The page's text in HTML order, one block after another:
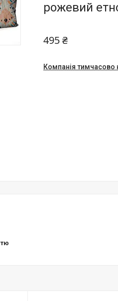
рожевий
495 ₴
Компанія